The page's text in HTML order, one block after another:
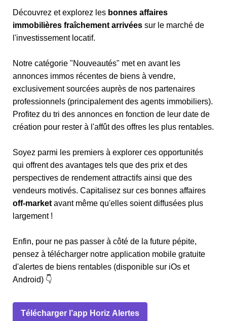
Découvrez et explorez les bonnes affaires
immobilières fraîchement arrivées sur le marché de
l'investissement locatif.
Notre catégorie "Nouveautés" met en avant les
annonces immos récentes de biens à vendre,
exclusivement sourcées auprès de nos partenaires
professionnels (principalement des agents immobiliers).
Profitez du tri des annonces en fonction de leur date de
création pour rester à l'affût des offres les plus rentables.
Soyez parmi les premiers à explorer ces opportunités
qui offrent des avantages tels que des prix et des
perspectives de rendement attractifs ainsi que des
vendeurs motivés. Capitalisez sur ces bonnes affaires
off-market avant même qu'elles soient diffusées plus
largement !
Enfin, pour ne pas passer à côté de la future pépite,
pensez à télécharger notre application mobile gratuite
d'alertes de biens rentables (disponible sur iOs et
Android) 👇
Télécharger l’app Horiz Alertes